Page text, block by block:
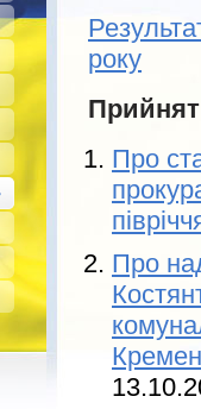
року
Про
Про